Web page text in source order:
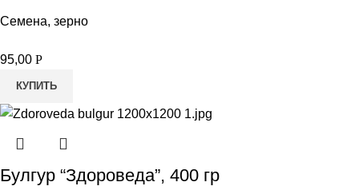
Семена, зерно
95,00 Р
КУПИТЬ
Булгур “Здороведа”, 400 гр